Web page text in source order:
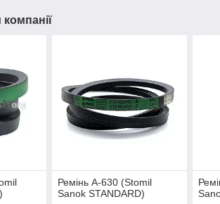
компанії
Ремінь A-630 (Stomil
Sanok STANDARD)